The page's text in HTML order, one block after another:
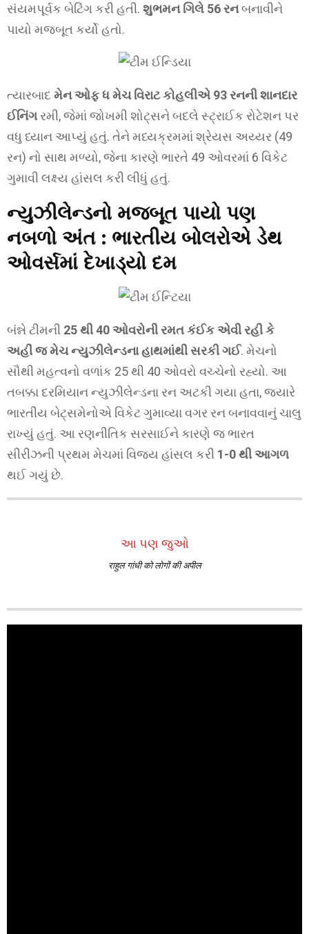
સંયમપૂર્વક બેટિંગ કરી હતી. શુભમન ગિલે 56 રનબનાવીને
પાયો મજબૂત કર્યો હતો.
ત્યારબાદમેન ઓફ ધ મેચ વિરાટ કોહલીએ 93 રનની શાનદાર
ઈનિંગરમી, જેમાં જોખમી શોટ્સને બદલે સ્ટ્રાઈક રોટેશન પર
વધુ ધ્યાન આપ્યું હતું. તેને મધ્યક્રમમાં શ્રેયસ અય્યર (49
રન) નો સાથ મળ્યો, જેના કારણે ભારતે 49 ઓવરમાં 6 વિકેટ
ગુમાવી લક્ષ્ય હાંસલ કરી લીધું હતું.
ન્યુઝીલેન્ડનો મજબૂત પાયો પણ
નબળો અંત : ભારતીય બોલરોએ ડેથ
ઓવર્સમાં દેખાડ્યો દમ
બંન્ને ટીમની 25 થી 40 ઓવરોની રમત કંઈક એવી રહી કે
અહીં જ મેચ ન્યુઝીલેન્ડના હાથમાંથી સરકી ગઈ. મેચનો
સૌથી મહત્વનો વળાંક 25 થી 40 ઓવરો વચ્ચેનો રહ્યો. આ
તબક્કા દરમિયાન ન્યુઝીલેન્ડના રન અટકી ગયા હતા, જ્યારે
ભારતીય બેટ્સમેનોએ વિકેટ ગુમાવ્યા વગર રન બનાવવાનું ચાલુ
રાખ્યું હતું. આ રણનીતિક સરસાઈને કારણે જ ભારત
સીરીઝની પ્રથમ મેચમાં વિજય હાંસલ કરી 1-0 થી આગળ
થઈ ગયું છે.
આ પણ જુઓ
राहुल गांधी को लोगों की अपील